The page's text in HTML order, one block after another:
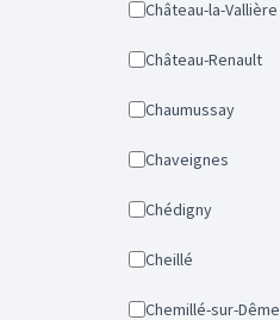
Château-la-Vallière
Château-Renault
Chaumussay
Chaveignes
Chédigny
Cheillé
Chemillé-sur-Dême